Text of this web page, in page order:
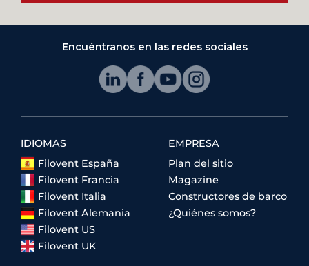
Encuéntranos en las redes sociales
IDIOMAS
Filovent España
Filovent Francia
Filovent Italia
Filovent Alemania
Filovent US
Filovent UK
EMPRESA
Plan del sitio
Magazine
Constructores de barco
¿Quiénes somos?